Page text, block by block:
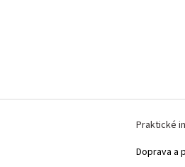
Praktické
Doprava a